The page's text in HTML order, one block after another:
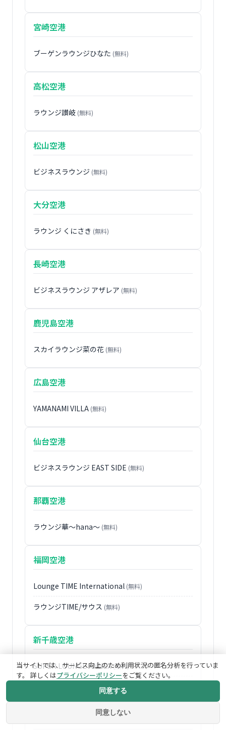
宮崎空港
ブーゲンラウンジひなた (無料)
高松空港
ラウンジ讃岐 (無料)
松山空港
ビジネスラウンジ (無料)
大分空港
ラウンジ くにさき (無料)
長崎空港
ビジネスラウンジ アザレア (無料)
鹿児島空港
スカイラウンジ菜の花 (無料)
広島空港
YAMANAMI VILLA (無料)
仙台空港
ビジネスラウンジ EAST SIDE (無料)
那覇空港
ラウンジ華〜hana〜 (無料)
福岡空港
Lounge TIME International (無料)
ラウンジTIME/サウス (無料)
新千歳空港
SUPER LOUNGE ANNEX(無料)
(無料)
中部国際空港セントレア
当サイトでは、サービス向上のため利用状況の匿名分析を行っていま
す。 詳しくはプライバシーポリシーをご覧ください。
同意しない
同意する